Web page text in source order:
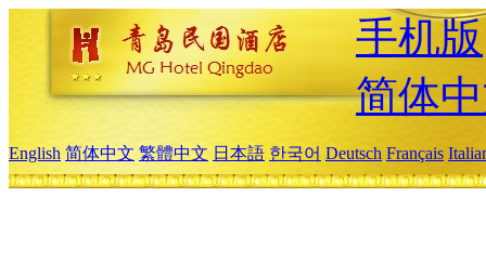
手机版
简体
English 简体中文 繁體中文 日本語 한국어 Deutsch Français